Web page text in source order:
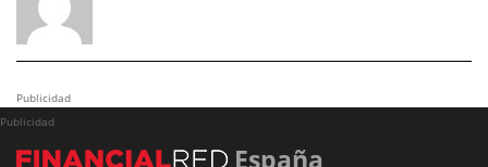
Publicidad
Publicidad
España